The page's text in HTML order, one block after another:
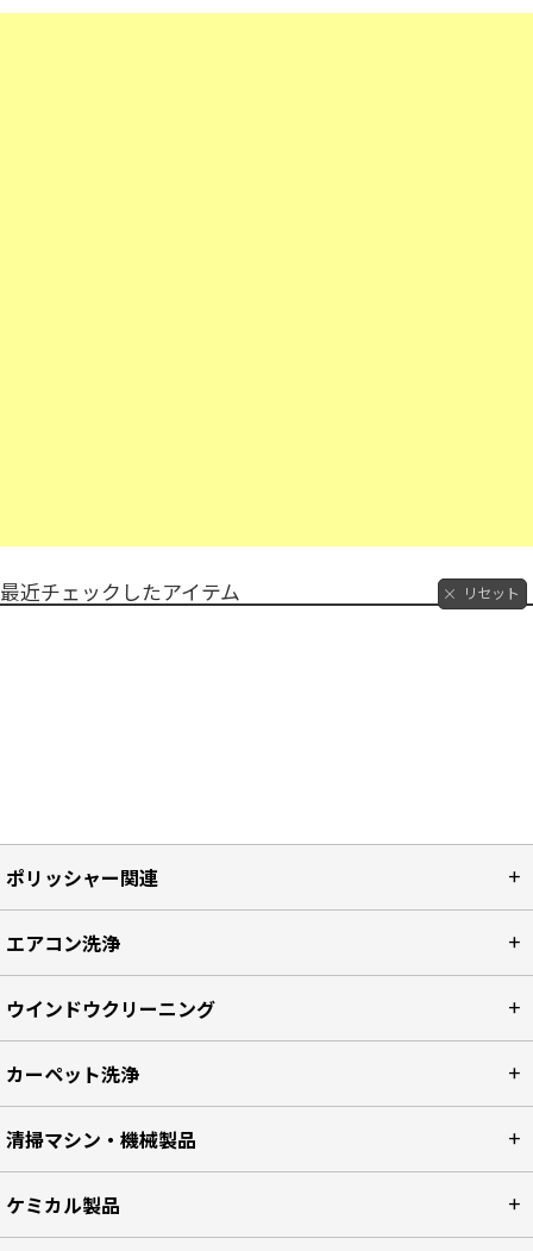
最近チェックしたアイテム リセット
ポリッシャー関連
エアコン洗浄
ウインドウクリーニング
カーペット洗浄
清掃マシン・機械製品
ケミカル製品